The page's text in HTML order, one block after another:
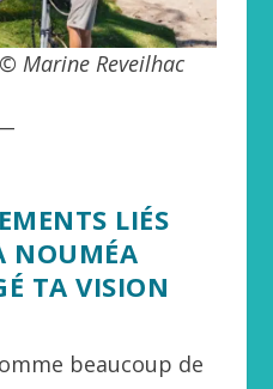
Marine Reveilhac
LIÉS
NOUMÉA
TA VISION
beaucoup de